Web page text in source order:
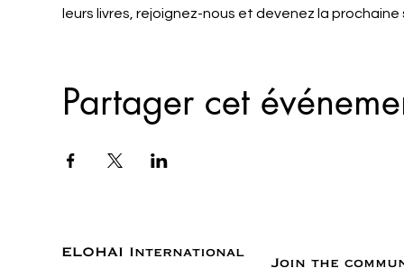
leurs livres, rejoignez-nous et devenez la prochaine
Partager cet
ELOHAI International
Join the